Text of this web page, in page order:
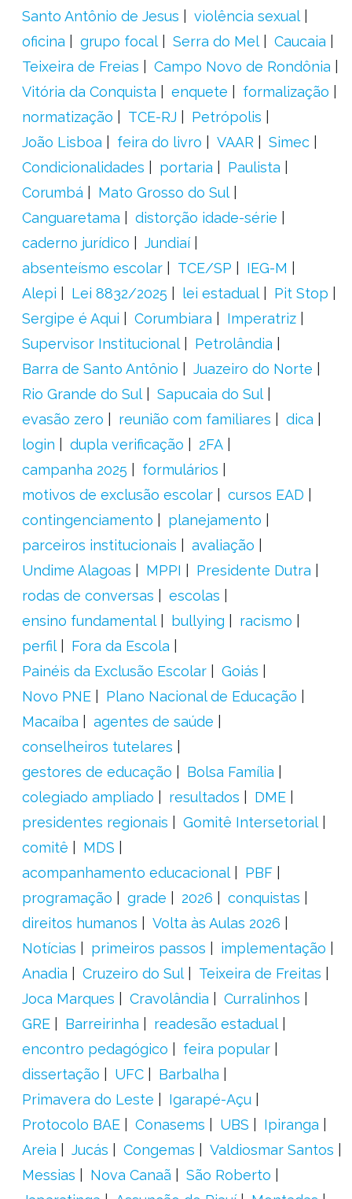
Santo Antônio de Jesus
violência sexual
oficina
grupo focal Serra do Mel
Caucaia
Teixeira de Freias
Campo Novo de Rondônia
Vitória da Conquista
enquete
formalização
normatização
TCE-RJ
Petrópolis
João Lisboa
feira do livro VAAR
Simec
Condicionalidades
portaria
Paulista
Corumbá
Mato Grosso do Sul
Canguaretama
distorção idade-série
caderno jurídico
Jundiaí
absenteísmo escolar
TCE/SP
IEG-M
Alepi
Lei 8832/2025 lei estadual
Pit Stop
Sergipe é Aqui
Corumbiara
Imperatriz
Supervisor Institucional
Petrolândia
Barra de Santo Antônio
Juazeiro do Norte
Rio Grande do Sul
Sapucaia do Sul
evasão zero
reunião com familiares
dica
login
dupla verificação
2FA
campanha 2025
formulários
motivos de exclusão escolar
cursos EAD
contingenciamento
planejamento
parceiros institucionais
avaliação
Undime Alagoas
MPPI
Presidente Dutra
rodas de conversas
escolas
ensino fundamental
bullying
racismo
perfil
Fora da Escola
Painéis da Exclusão Escolar
Goiás
Novo PNE
Plano Nacional de Educação
Macaíba
agentes de saúde
conselheiros tutelares
gestores de educação
Bolsa Família
colegiado ampliado
resultados
DME
presidentes regionais
Gomitê Intersetorial
comitê
MDS
acompanhamento educacional
PBF
programação
grade 2026
conquistas
direitos humanos
Volta às Aulas 2026
Notícias
primeiros passos
implementação
Anadia
Cruzeiro do Sul
Teixeira de Freitas
Joca Marques
Cravolândia
Curralinhos
GRE
Barreirinha
readesão estadual
encontro pedagógico
feira popular
dissertação
UFC
Barbalha
Primavera do Leste
Igarapé-Açu
Protocolo BAE
Conasems UBS
Ipiranga
Areia
Jucás Congemas
Valdiosmar Santos
Messias
Nova Canaã
São Roberto